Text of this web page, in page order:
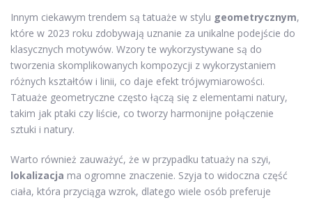
Innym ciekawym trendem są tatuaże w stylu geometrycznym,
które w 2023 roku zdobywają uznanie za unikalne podejście do
klasycznych motywów. Wzory te wykorzystywane są do
tworzenia skomplikowanych kompozycji z wykorzystaniem
różnych kształtów i linii, co daje efekt trójwymiarowości.
Tatuaże geometryczne często łączą się z elementami natury,
takim jak ptaki czy liście, co tworzy harmonijne połączenie
sztuki i natury.
Warto również zauważyć, że w przypadku tatuaży na szyi,
lokalizacja ma ogromne znaczenie. Szyja to widoczna część
ciała, która przyciąga wzrok, dlatego wiele osób preferuje